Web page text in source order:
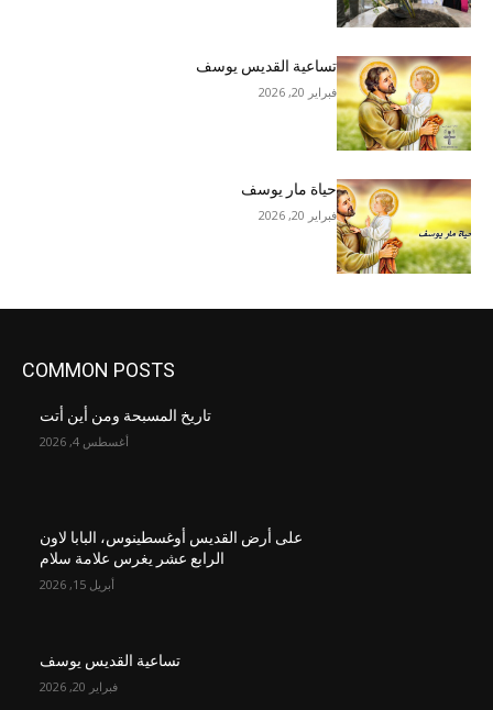
تساعية القديس يوسف
فبراير 20, 2026
حياة مار يوسف
فبراير 20, 2026
COMMON POSTS
تاريخ المسبحة ومن أين أتت
أغسطس 4, 2026
على أرض القديس أوغسطينوس، البابا لاون
الرابع عشر يغرس علامة سلام
أبريل 15, 2026
تساعية القديس يوسف
فبراير 20, 2026